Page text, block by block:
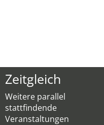
Zeitgleich
Weitere parallel
stattfindende
Veranstaltungen